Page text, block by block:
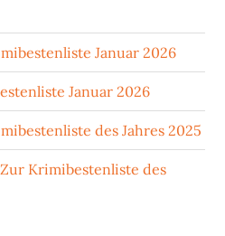
Januar 2026
Januar 2026
des Jahres 2025
Zur Krimibestenliste des